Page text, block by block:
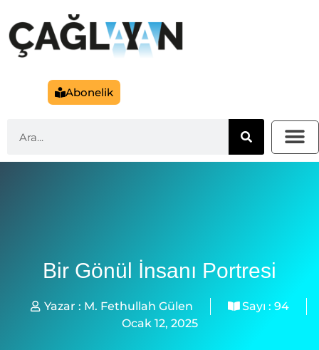
Abonelik
Bir Gönül İnsanı Portresi
Yazar : M. Fethullah Gülen Sayı : 94
Ocak 12, 2025